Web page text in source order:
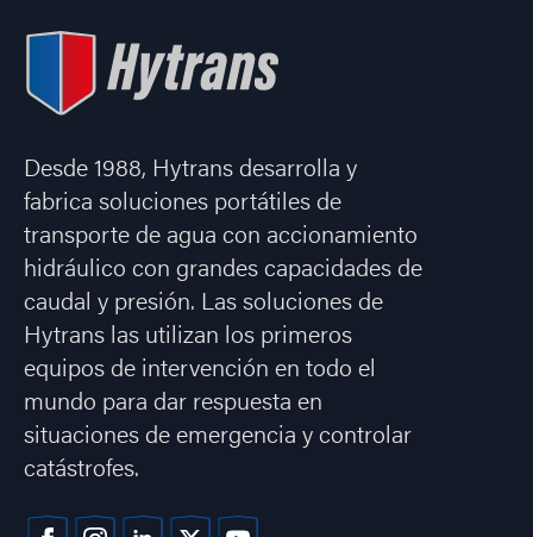
Desde 1988, Hytrans desarrolla y
fabrica soluciones portátiles de
transporte de agua con accionamiento
hidráulico con grandes capacidades de
caudal y presión. Las soluciones de
Hytrans las utilizan los primeros
equipos de intervención en todo el
mundo para dar respuesta en
situaciones de emergencia y controlar
catástrofes.